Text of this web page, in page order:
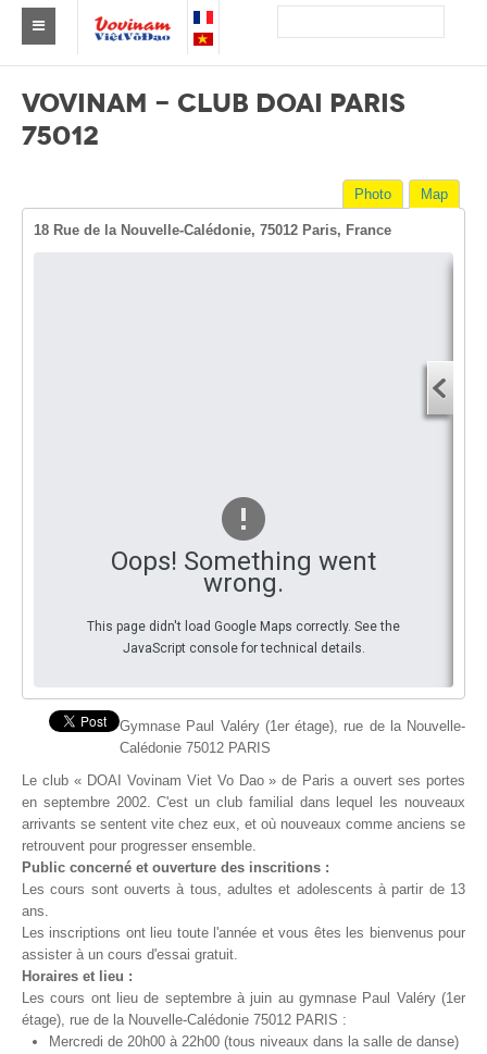
Asia
Africa
DOCUMENT
Contribute
How I can contribute?
Support
VOVINAM - CLUB DOAI PARIS
75012
Map
Photo
18 Rue de la Nouvelle-Calédonie, 75012 Paris, France
Oops! Something went
wrong.
This page didn't load Google Maps correctly. See the
JavaScript console for technical details.
Gymnase Paul Valéry (1er étage), rue de la Nouvelle-
Calédonie 75012 PARIS
Le club « DOAI Vovinam Viet Vo Dao » de Paris a ouvert ses portes
en septembre 2002. C'est un club familial dans lequel les nouveaux
arrivants se sentent vite chez eux, et où nouveaux comme anciens se
retrouvent pour progresser ensemble.
Public concerné et ouverture des inscritions :
Les cours sont ouverts à tous, adultes et adolescents à partir de 13
ans.
Les inscriptions ont lieu toute l'année et vous êtes les bienvenus pour
assister à un cours d'essai gratuit.
Horaires et lieu :
Les cours ont lieu de septembre à juin au gymnase Paul Valéry (1er
étage), rue de la Nouvelle-Calédonie 75012 PARIS :
Mercredi de 20h00 à 22h00 (tous niveaux dans la salle de danse)